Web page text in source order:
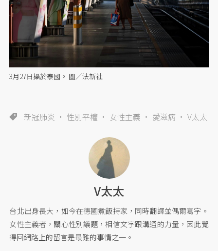
3月27日攝於泰國。 圖／法新社
新冠肺炎 性別平權 女性主義 愛滋病 V太太
V太太
台北出身長大，如今在德國煮飯持家，同時翻譯並偶爾寫字。
女性主義者，關心性別議題，相信文字跟溝通的力量，因此覺
得回網路上的留言是最難的事情之一。